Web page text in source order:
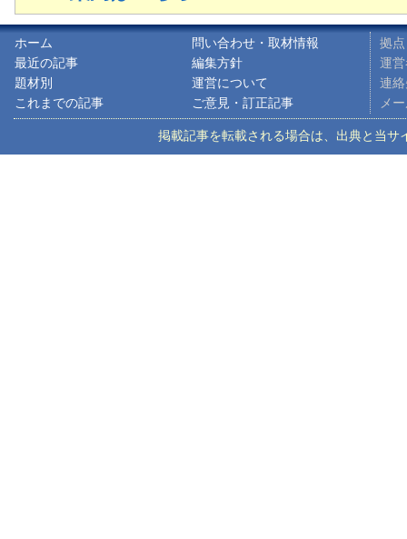
ホーム
最近の記事
題材別
これまでの記事
問い合わせ・取材情報
編集方針
運営について
ご意見・訂正記事
拠
運
連
メ
掲載記事を転載される場合は、出典と当